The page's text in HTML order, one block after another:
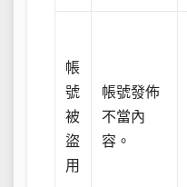
帳
號
被
盜
用
帳號發佈
不當內
容。